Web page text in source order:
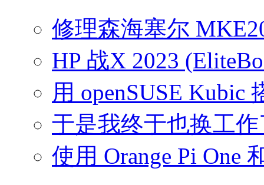
修理森海塞尔
HP 战X 2023
用 openSUSE Kubic
于是我终于也换工作
使用 Orange Pi One